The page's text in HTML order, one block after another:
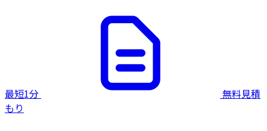
最短1分
無料見積
もり